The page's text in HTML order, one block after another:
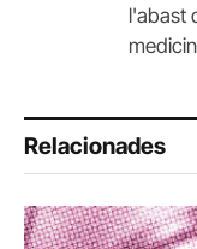
l'abast
Relacionades